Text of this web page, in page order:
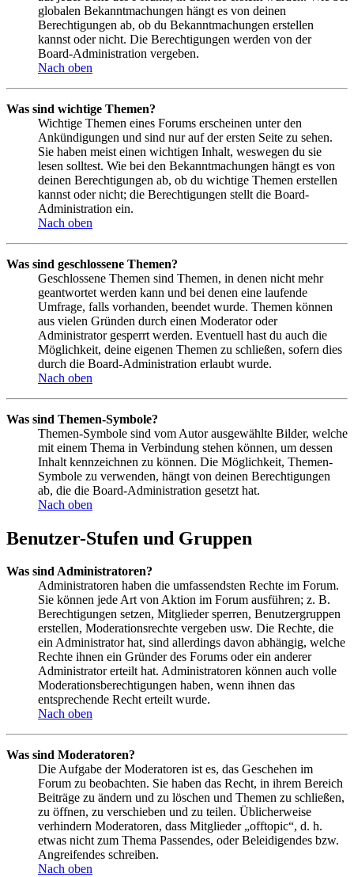
globalen Bekanntmachungen hängt es von deinen
Berechtigungen ab, ob du Bekanntmachungen erstellen
kannst oder nicht. Die Berechtigungen werden von der
Board-Administration vergeben.
Nach oben
Was sind wichtige Themen?
Wichtige Themen eines Forums erscheinen unter den
Ankündigungen und sind nur auf der ersten Seite zu sehen.
Sie haben meist einen wichtigen Inhalt, weswegen du sie
lesen solltest. Wie bei den Bekanntmachungen hängt es von
deinen Berechtigungen ab, ob du wichtige Themen erstellen
kannst oder nicht; die Berechtigungen stellt die Board-
Administration ein.
Nach oben
Was sind geschlossene Themen?
Geschlossene Themen sind Themen, in denen nicht mehr
geantwortet werden kann und bei denen eine laufende
Umfrage, falls vorhanden, beendet wurde. Themen können
aus vielen Gründen durch einen Moderator oder
Administrator gesperrt werden. Eventuell hast du auch die
Möglichkeit, deine eigenen Themen zu schließen, sofern dies
durch die Board-Administration erlaubt wurde.
Nach oben
Was sind Themen-Symbole?
Themen-Symbole sind vom Autor ausgewählte Bilder, welche
mit einem Thema in Verbindung stehen können, um dessen
Inhalt kennzeichnen zu können. Die Möglichkeit, Themen-
Symbole zu verwenden, hängt von deinen Berechtigungen
ab, die die Board-Administration gesetzt hat.
Nach oben
Benutzer-Stufen und Gruppen
Was sind Administratoren?
Administratoren haben die umfassendsten Rechte im Forum.
Sie können jede Art von Aktion im Forum ausführen; z. B.
Berechtigungen setzen, Mitglieder sperren, Benutzergruppen
erstellen, Moderationsrechte vergeben usw. Die Rechte, die
ein Administrator hat, sind allerdings davon abhängig, welche
Rechte ihnen ein Gründer des Forums oder ein anderer
Administrator erteilt hat. Administratoren können auch volle
Moderationsberechtigungen haben, wenn ihnen das
entsprechende Recht erteilt wurde.
Nach oben
Was sind Moderatoren?
Die Aufgabe der Moderatoren ist es, das Geschehen im
Forum zu beobachten. Sie haben das Recht, in ihrem Bereich
Beiträge zu ändern und zu löschen und Themen zu schließen,
zu öffnen, zu verschieben und zu teilen. Üblicherweise
verhindern Moderatoren, dass Mitglieder „offtopic“, d. h.
etwas nicht zum Thema Passendes, oder Beleidigendes bzw.
Angreifendes schreiben.
Nach oben